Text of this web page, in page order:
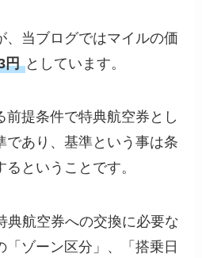
、当ブログではマイルの価
円 としています。
前提条件で特典航空券とし
であり、基準という事は条
ということです。
典航空券への交換に必要な
「ゾーン区分」、「搭乗日